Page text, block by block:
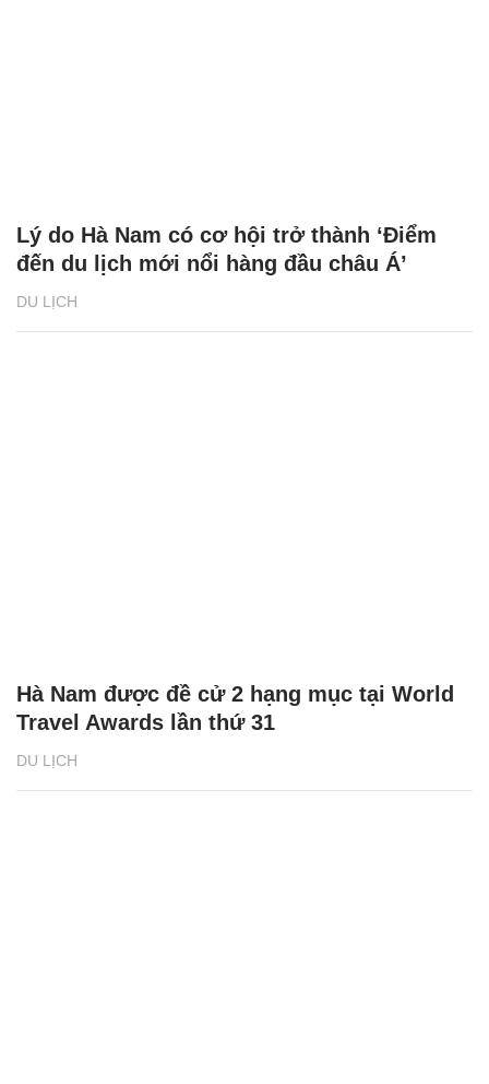
DU LỊCH
Lý do Hà Nam có cơ hội trở thành ‘Điểm
đến du lịch mới nổi hàng đầu châu Á’
DU LỊCH
Hà Nam được đề cử 2 hạng mục tại World
Travel Awards lần thứ 31